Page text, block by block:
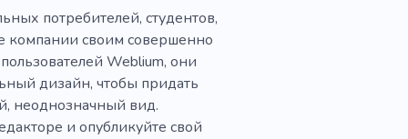
потребителей, студентов,
компании своим совершенно
Weblium, они
дизайн, чтобы придать
неоднозначный вид.
и опубликуйте свой